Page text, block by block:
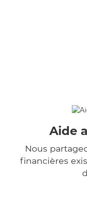
Aide
Nous
financières